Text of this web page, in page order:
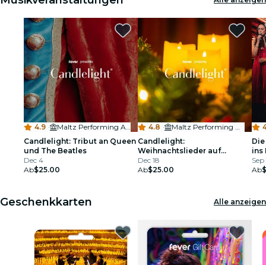
4.9 ·
Maltz Performing Arts Center
Candlelight: Tribut an Queen
und The Beatles
Dec 4
Ab$25.00
4.8 ·
Maltz Performing Arts Center
Candlelight:
Weihnachtslieder auf
Streichinstrumenten
Dec 18
Ab$25.00
ins
Sep
Ab
Geschenkkarten Alle anzeigen